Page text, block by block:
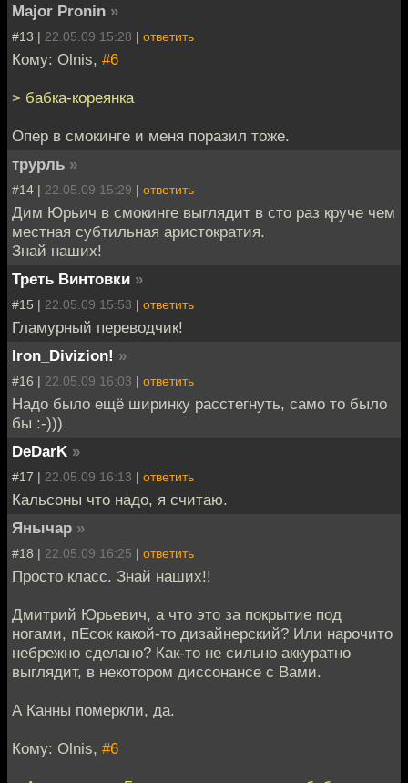
Major Pronin »
#13 | 22.05.09 15:28 | ответить
Кому: Olnis, #6
> бабка-кореянка
Опер в смокинге и меня поразил тоже.
трурль »
#14 | 22.05.09 15:29 | ответить
Дим Юрьич в смокинге выглядит в сто раз круче чем
местная субтильная аристократия.
Знай наших!
Треть Винтовки »
#15 | 22.05.09 15:53 | ответить
Гламурный переводчик!
Iron_Divizion! »
#16 | 22.05.09 16:03 | ответить
Надо было ещё ширинку расстегнуть, само то было
бы :-)))
DeDarK »
#17 | 22.05.09 16:13 | ответить
Кальсоны что надо, я считаю.
Янычар »
#18 | 22.05.09 16:25 | ответить
Просто класс. Знай наших!!
Дмитрий Юрьевич, а что это за покрытие под
ногами, пЕсок какой-то дизайнерский? Или нарочито
небрежно сделано? Как-то не сильно аккуратно
выглядит, в некотором диссонансе с Вами.
А Канны померкли, да.
Кому: Olnis, #6